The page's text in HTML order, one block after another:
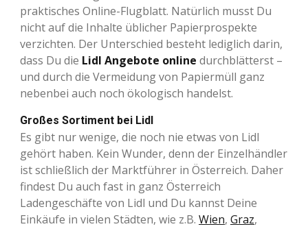
praktisches Online-Flugblatt. Natürlich musst Du
nicht auf die Inhalte üblicher Papierprospekte
verzichten. Der Unterschied besteht lediglich darin,
dass Du die Lidl Angebote online durchblätterst –
und durch die Vermeidung von Papiermüll ganz
nebenbei auch noch ökologisch handelst.
Großes Sortiment bei Lidl
Es gibt nur wenige, die noch nie etwas von Lidl
gehört haben. Kein Wunder, denn der Einzelhändler
ist schließlich der Marktführer in Österreich. Daher
findest Du auch fast in ganz Österreich
Ladengeschäfte von Lidl und Du kannst Deine
Einkäufe in vielen Städten, wie z.B. Wien, Graz,